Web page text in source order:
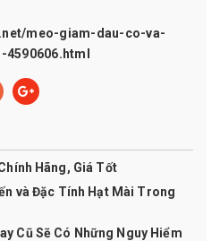
meo-giam-dau-co-va-
Hãng, Giá Tốt
và Đặc Tính Hạt Mài Trong
Cũ Sẽ Có Những Nguy Hiểm